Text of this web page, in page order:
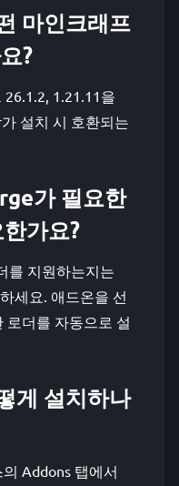
마인크래프
?
1.21.11을
설치 시 호환되는
가 필요한
가요?
를 지원하는지는
세요. 애드온을 선
로더를 자동으로 설
게 설치하나
Addons 탭에서